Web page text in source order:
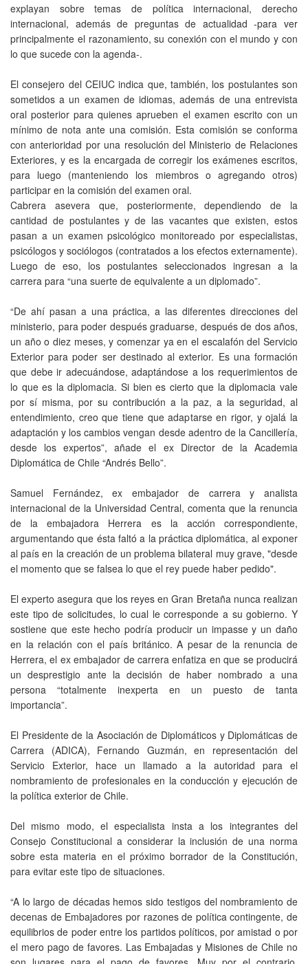
explayan sobre temas de política internacional, derecho
internacional, además de preguntas de actualidad -para ver
principalmente el razonamiento, su conexión con el mundo y con
lo que sucede con la agenda-.
El consejero del CEIUC indica que, también, los postulantes son
sometidos a un examen de idiomas, además de una entrevista
oral posterior para quienes aprueben el examen escrito con un
mínimo de nota ante una comisión. Esta comisión se conforma
con anterioridad por una resolución del Ministerio de Relaciones
Exteriores, y es la encargada de corregir los exámenes escritos,
para luego (manteniendo los miembros o agregando otros)
participar en la comisión del examen oral.
Cabrera asevera que, posteriormente, dependiendo de la
cantidad de postulantes y de las vacantes que existen, estos
pasan a un examen psicológico monitoreado por especialistas,
psicólogos y sociólogos (contratados a los efectos externamente).
Luego de eso, los postulantes seleccionados ingresan a la
carrera para “una suerte de equivalente a un diplomado”.
“De ahí pasan a una práctica, a las diferentes direcciones del
ministerio, para poder después graduarse, después de dos años,
un año o diez meses, y comenzar ya en el escalafón del Servicio
Exterior para poder ser destinado al exterior. Es una formación
que debe ir adecuándose, adaptándose a los requerimientos de
lo que es la diplomacia. Si bien es cierto que la diplomacia vale
por sí misma, por su contribución a la paz, a la seguridad, al
entendimiento, creo que tiene que adaptarse en rigor, y ojalá la
adaptación y los cambios vengan desde adentro de la Cancillería,
desde los expertos”, añade el ex Director de la Academia
Diplomática de Chile “Andrés Bello”.
Samuel Fernández, ex embajador de carrera y analista
internacional de la Universidad Central, comenta que la renuncia
de la embajadora Herrera es la acción correspondiente,
argumentando que ésta faltó a la práctica diplomática, al exponer
al país en la creación de un problema bilateral muy grave, "desde
el momento que se falsea lo que el rey puede haber pedido".
El experto asegura que los reyes en Gran Bretaña nunca realizan
este tipo de solicitudes, lo cual le corresponde a su gobierno. Y
sostiene que este hecho podría producir un impasse y un daño
en la relación con el país británico. A pesar de la renuncia de
Herrera, el ex embajador de carrera enfatiza en que se producirá
un desprestigio ante la decisión de haber nombrado a una
persona “totalmente inexperta en un puesto de tanta
importancia”.
El Presidente de la Asociación de Diplomáticos y Diplomáticas de
Carrera (ADICA), Fernando Guzmán, en representación del
Servicio Exterior, hace un llamado a la autoridad para el
nombramiento de profesionales en la conducción y ejecución de
la política exterior de Chile.
Del mismo modo, el especialista insta a los integrantes del
Consejo Constitucional a considerar la inclusión de una norma
sobre esta materia en el próximo borrador de la Constitución,
para evitar este tipo de situaciones.
“A lo largo de décadas hemos sido testigos del nombramiento de
decenas de Embajadores por razones de política contingente, de
equilibrios de poder entre los partidos políticos, por amistad o por
el mero pago de favores. Las Embajadas y Misiones de Chile no